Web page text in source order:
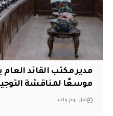
مدير مكتب القائد العام
موسعًا لمناقشة
قبل يوم واحد